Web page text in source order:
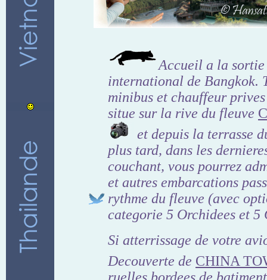
Accueil a la
international de Bangkok.
minibus et chauffeur
situe sur la rive du fleuve
et depuis la terrasse
plus tard, dans les
couchant, vous pourrez
et autres embarcations
rythme du fleuve (avec
categorie 5 Orchidees et 5
Si atterrissage de votre
Decouverte de CHINA